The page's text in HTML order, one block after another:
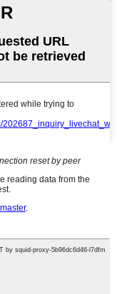
English
German
Korean